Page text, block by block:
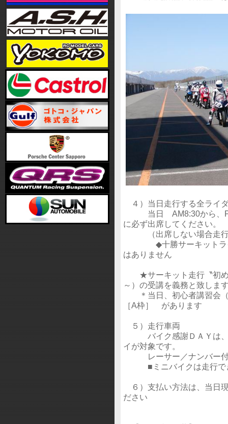
４）当日走行する全ライ
当日 AM8:30から、PＭ
に必ず出席してください
（出席しない場合走行
◆十勝サーキットライセ
はありません
★サーキット走行〝初め
～）の受講を義務と致し
＊当日、初心者講習
［A枠］ があります
５）走行車両
バイク感謝ＤＡＹは、
イが対象です。
レーサー／ナンバー
■ミニバイクは走行でき
６）支払い方法は、当日
ださい